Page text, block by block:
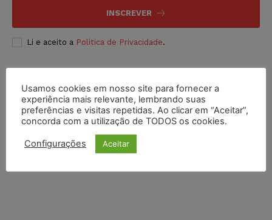
INSCREVER
Li e aceito a Política de Privacidade.
Usamos cookies em nosso site para fornecer a
experiência mais relevante, lembrando suas
preferências e visitas repetidas. Ao clicar em “Aceitar”,
concorda com a utilização de TODOS os cookies.
Configurações Aceitar